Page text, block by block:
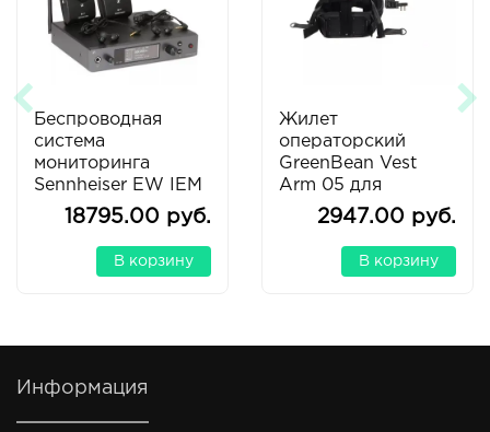
Беспроводная
система
мониторинга
Sennheiser EW IEM
G4-TWIN-G
18795.00 руб.
В корзину
Жилет
операторский
GreenBean Vest
Arm 05 для
стедикама
2947.00 руб.
В корзину
Информация